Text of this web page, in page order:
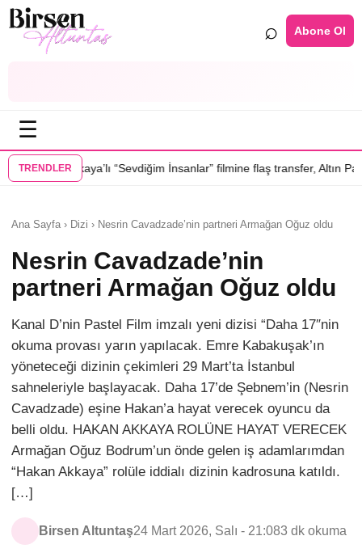
⌕ Abone Ol
☰
TRENDLERİnsanlar” filmine flaş transfer, Altın Palmiye’li Vlad Ivanov
Ana Sayfa › Dizi › Nesrin Cavadzade’nin partneri Armağan Oğuz oldu
Nesrin Cavadzade’nin
partneri Armağan Oğuz oldu
Kanal D’nin Pastel Film imzalı yeni dizisi “Daha 17″nin
okuma provası yarın yapılacak. Emre Kabakuşak’ın
yöneteceği dizinin çekimleri 29 Mart’ta İstanbul
sahneleriyle başlayacak. Daha 17’de Şebnem’in (Nesrin
Cavadzade) eşine Hakan’a hayat verecek oyuncu da
belli oldu. HAKAN AKKAYA ROLÜNE HAYAT VERECEK
Armağan Oğuz Bodrum’un önde gelen iş adamlarımdan
“Hakan Akkaya” rolüle iddialı dizinin kadrosuna katıldı.
[…]
Birsen Altuntaş24 Mart 2026, Salı - 21:083 dk okuma